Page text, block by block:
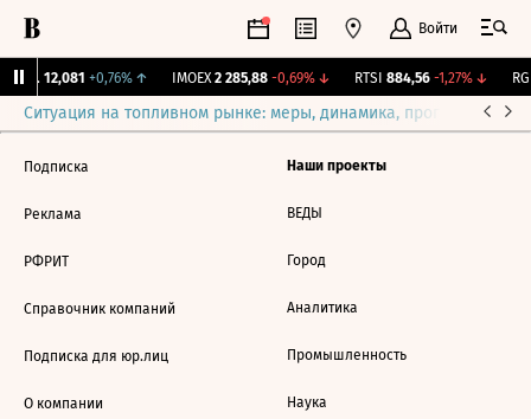
Войти
12,081 +0,76%↑ IMOEX 2 285,88 -0,69%↓ RTSI 884,56 -1,27%↓
Ситуация на топливном рынке: меры, динамика, прогнозы
Подписка
Реклама
РФРИТ
Справочник компаний
Подписка для юр.лиц
О компании
Наши проекты
ВЕДЫ
Город
Аналитика
Промышленность
Наука